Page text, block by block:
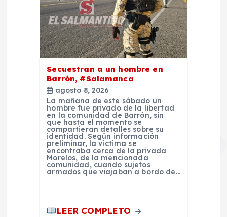
Secuestran a un hombre en
Barrón, #Salamanca
agosto 8, 2026
La mañana de este sábado un
hombre fue privado de la libertad
en la comunidad de Barrón, sin
que hasta el momento se
compartieran detalles sobre su
identidad. Según información
preliminar, la víctima se
encontraba cerca de la privada
Morelos, de la mencionada
comunidad, cuando sujetos
armados que viajaban a bordo de…
LEER COMPLETO